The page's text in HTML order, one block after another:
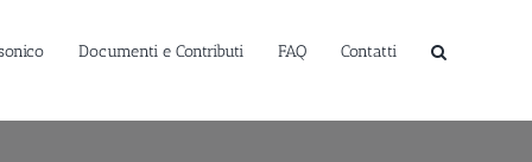
Documenti e Contributi FAQ Contatti